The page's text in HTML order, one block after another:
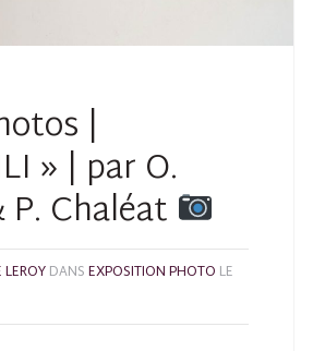
|
» | par O.
Chaléat
LEROYDANSEXPOSITION PHOTO LE